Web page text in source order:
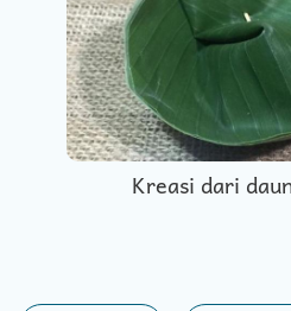
Kreasi dari